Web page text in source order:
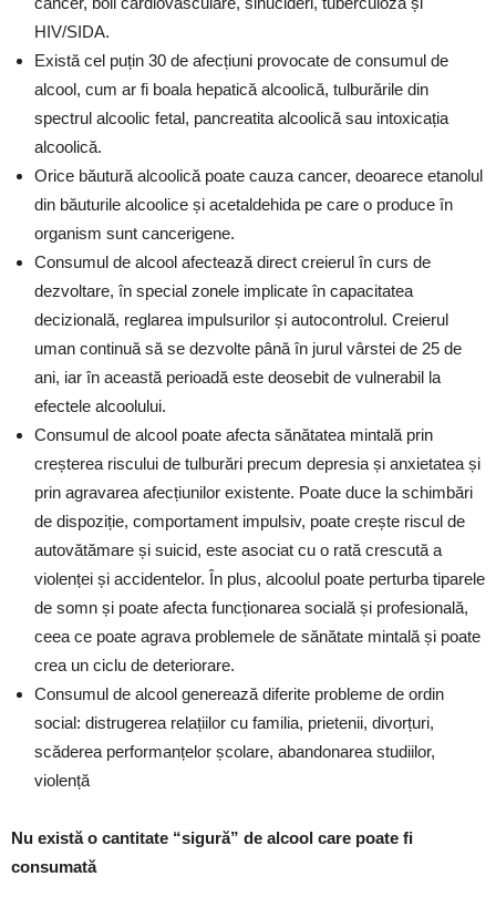
HIV/SIDA.
Există cel puțin 30 de afecțiuni provocate de consumul de
alcool, cum ar fi boala hepatică alcoolică, tulburările din
spectrul alcoolic fetal, pancreatita alcoolică sau intoxicația
alcoolică.
Orice băutură alcoolică poate cauza cancer, deoarece etanolul
din băuturile alcoolice și acetaldehida pe care o produce în
organism sunt cancerigene.
Consumul de alcool afectează direct creierul în curs de
dezvoltare, în special zonele implicate în capacitatea
decizională, reglarea impulsurilor și autocontrolul. Creierul
uman continuă să se dezvolte până în jurul vârstei de 25 de
ani, iar în această perioadă este deosebit de vulnerabil la
efectele alcoolului.
Consumul de alcool poate afecta sănătatea mintală prin
creșterea riscului de tulburări precum depresia și anxietatea și
prin agravarea afecțiunilor existente. Poate duce la schimbări
de dispoziție, comportament impulsiv, poate crește riscul de
autovătămare și suicid, este asociat cu o rată crescută a
violenței și accidentelor. În plus, alcoolul poate perturba tiparele
de somn și poate afecta funcționarea socială și profesională,
ceea ce poate agrava problemele de sănătate mintală și poate
crea un ciclu de deteriorare.
Consumul de alcool generează diferite probleme de ordin
social: distrugerea relațiilor cu familia, prietenii, divorțuri,
scăderea performanțelor școlare, abandonarea studiilor,
violență
Nu există o cantitate “sigură” de alcool care poate fi
consumată